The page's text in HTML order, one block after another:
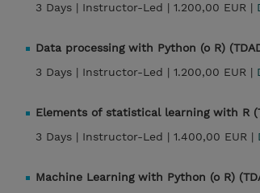
3 Days | Instructor-Led | 1.200,00 EUR |
Data processing with Python (o R)
3 Days | Instructor-Led | 1.200,00 EUR |
Elements of statistical learning with R
3 Days | Instructor-Led | 1.400,00 EUR |
Machine Learning with Python (o R)